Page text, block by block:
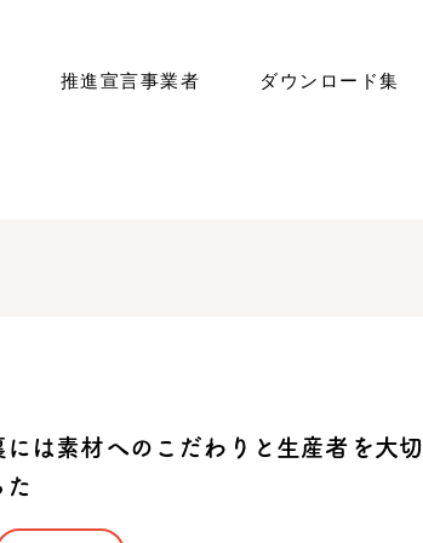
推進宣言事業者 ダウンロード集
は素材へのこだわりと生産者を大切
た